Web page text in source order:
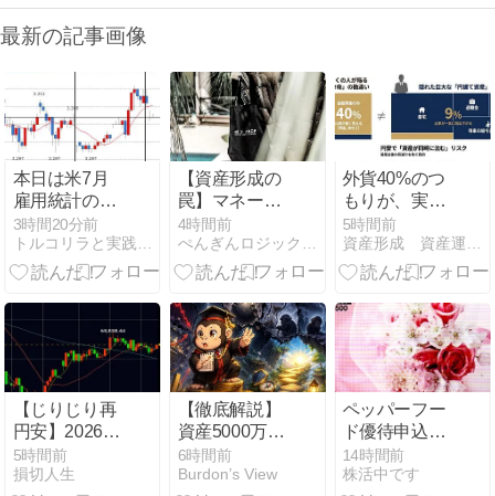
最新の記事画像
本日は米7月
雇用統計の発
表！ホルムズ
海峡の航行正
常化期待が後
3時間20分前
【資産形成の
罠】マネーリ
テラシーを高
めてETFと不
動産投資で勝
意
4時間前
外貨40%のつ
もりが、実は
9%でした｜
【FPが解説】
外貨比率の分
いる人が9割
5時間前
【じりじり再
円安】2026年
8月6日(月)の
株価推移(5分
5時間前
損切人生
【徹底解説】
資産5000万円
（準富裕層）
に到達して判
6時間前
Burdon’s View
ペッパーフー
ド優待申込書
と三栄コーポ
レーシヨン選
14時間前
株活中です